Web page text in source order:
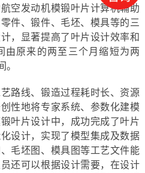
空发动机模锻叶片计算机辅助
件、锻件、毛坯、模具等的三
，显著提高了叶片设计效率和
由原来的两至三个月缩短为两
。
线、锻造过程耗时长、资源
性地将专家系统、参数化建模
叶片设计中，成功完成了叶片
设计，实现了模型集成及数据
毛坯图、模具图等工艺文件能
还可以根据设计需要，在设计